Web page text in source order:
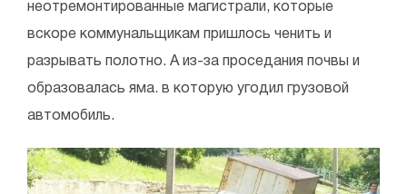
неотремонтированные магистрали, которые
вскоре коммунальщикам пришлось ченить и
разрывать полотно. А из-за проседания почвы и
образовалась яма. в которую угодил грузовой
автомобиль.